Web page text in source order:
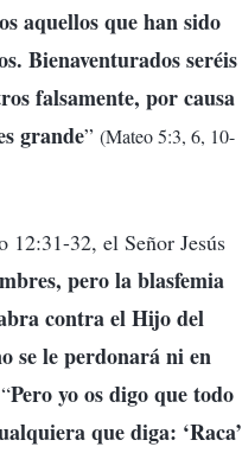
aquellos que han sido
Bienaventurados seréis
falsamente, por causa
grande” (Mateo 5:3, 6, 10-
12:31-32, el Señor Jesús
pero la blasfemia
contra el Hijo del
se le perdonará ni en
Pero yo os digo que todo
que diga: ‘Raca’